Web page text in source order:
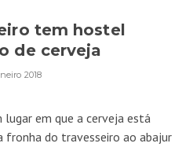
tem hostel
de cerveja
2018
lugar em que a cerveja está
do travesseiro ao abajur